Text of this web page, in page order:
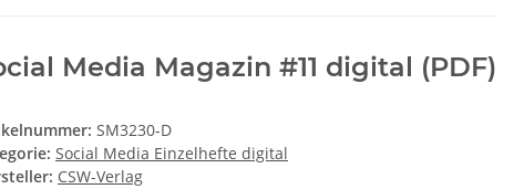
Media Magazin #11 digital (PDF)
SM3230-D
Social Media Einzelhefte digital
CSW-Verlag